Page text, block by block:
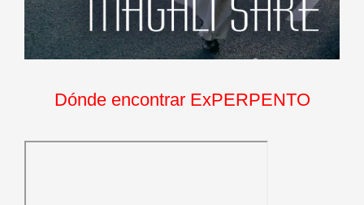
Dónde encontrar ExPERPENTO